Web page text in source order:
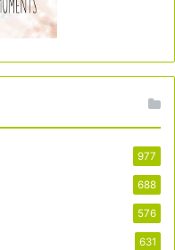
977
688
576
631